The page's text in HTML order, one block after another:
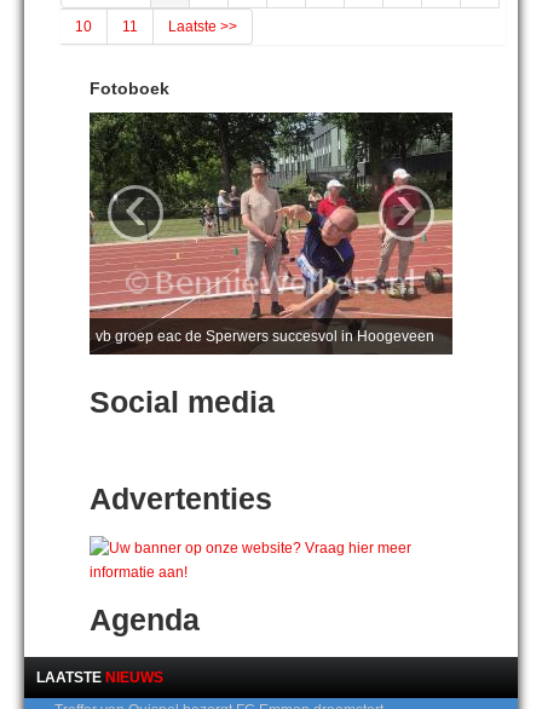
10 11 Laatste >>
Fotoboek
vb groep eac de Sperwers succesvol in Hoogeveen
‹ ›
Social media
Advertenties
Agenda
LAATSTE NIEUWS